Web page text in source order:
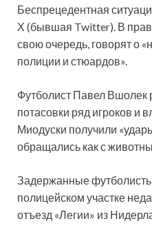
Беспрецедентная
Х (бывшая Twitter). В
свою очередь, говорят о
полиции и стюардов».
Футболист Павел Вшолек
потасовки ряд игроков и
Миодуски получили
обращались как с
Задержанные
полицейском участке
отъезд «Легии» из